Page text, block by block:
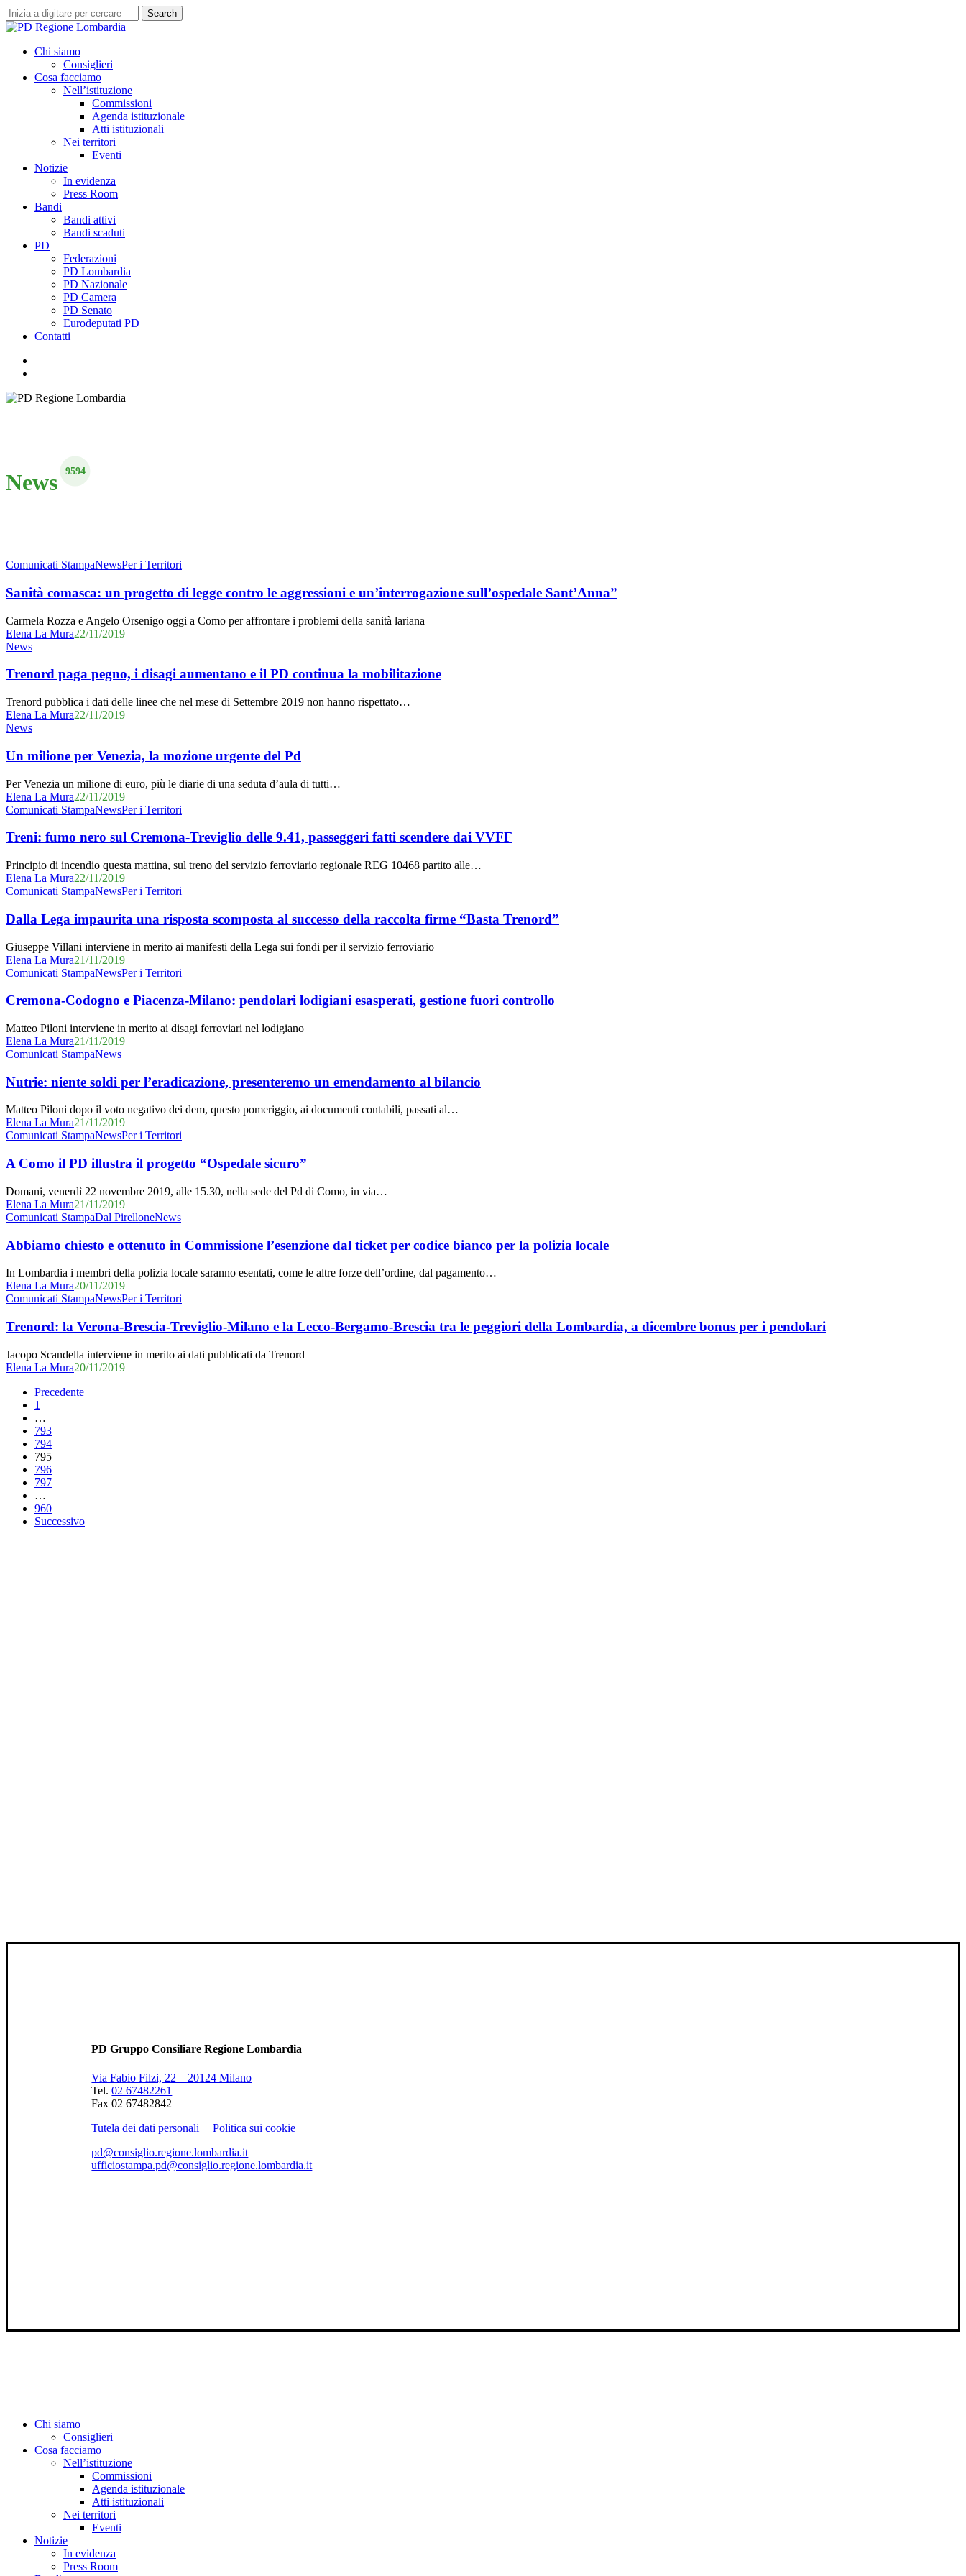
Skip
to
content
Search
Close
search
Menu
Chi siamo
Consiglieri
Cosa facciamo
Nell’istituzione
Commissioni
Agenda istituzionale
Atti istituzionali
Nei territori
Eventi
Notizie
In evidenza
Press Room
Bandi
Bandi attivi
Bandi scaduti
PD
Federazioni
PD Lombardia
PD Nazionale
PD Camera
PD Senato
Eurodeputati PD
Contatti
News 9594
Sanità
un
progetto
di
legge
contro
le
aggressioni
e
sull’ospedale
Sant’Anna”
Comunicati StampaNewsPer i Territori
Sanità comasca: un progetto di legge contro le aggressioni e un’interrogazione sull’ospedale Sant’Anna”
Carmela Rozza e Angelo Orsenigo oggi a Como per affrontare i problemi della sanità lariana
Elena La Mura22/11/2019
Trenord
pegno,
disagi
aumentano
e
il
PD
continua
mobilitazione
News
Trenord paga pegno, i disagi aumentano e il PD continua la mobilitazione
Trenord pubblica i dati delle linee che nel mese di Settembre 2019 non hanno rispettato…
Elena La Mura22/11/2019
Un
per
Venezia,
la
mozione
urgente
del
Pd
News
Un milione per Venezia, la mozione urgente del Pd
Per Venezia un milione di euro, più le diarie di una seduta d’aula di tutti…
Elena La Mura22/11/2019
Treni:
nero
Cremona-
Treviglio
delle
9.41,
passeggeri
fatti
dai
VVFF
Comunicati StampaNewsPer i Territori
Treni: fumo nero sul Cremona-Treviglio delle 9.41, passeggeri fatti scendere dai VVFF
Principio di incendio questa mattina, sul treno del servizio ferroviario regionale REG 10468 partito alle…
Elena La Mura22/11/2019
Dalla
impaurita
una
risposta
scomposta
al
successo
della
raccolta
“Basta
Trenord”
Comunicati StampaNewsPer i Territori
Dalla Lega impaurita una risposta scomposta al successo della raccolta firme “Basta Trenord”
Giuseppe Villani interviene in merito ai manifesti della Lega sui fondi per il servizio ferroviario
Elena La Mura21/11/2019
Cremona-
e
Milano:
pendolari
lodigiani
esasperati,
gestione
fuori
Comunicati StampaNewsPer i Territori
Cremona-Codogno e Piacenza-Milano: pendolari lodigiani esasperati, gestione fuori controllo
Matteo Piloni interviene in merito ai disagi ferroviari nel lodigiano
Elena La Mura21/11/2019
Nutrie:
soldi
per
l’eradicazione,
presenteremo
un
emendamento
al
bilancio
Comunicati StampaNews
Nutrie: niente soldi per l’eradicazione, presenteremo un emendamento al bilancio
Matteo Piloni dopo il voto negativo dei dem, questo pomeriggio, ai documenti contabili, passati al…
Elena La Mura21/11/2019
A
il
PD
illustra
il
progetto
“Ospedale
sicuro”
Comunicati StampaNewsPer i Territori
A Como il PD illustra il progetto “Ospedale sicuro”
Domani, venerdì 22 novembre 2019, alle 15.30, nella sede del Pd di Como, in via…
Elena La Mura21/11/2019
Abbiamo
e
ottenuto
in
Commissione
l’esenzione
dal
ticket
per
bianco per
la
locale
Comunicati StampaDal PirelloneNews
Abbiamo chiesto e ottenuto in Commissione l’esenzione dal ticket per codice bianco per la polizia locale
In Lombardia i membri della polizia locale saranno esentati, come le altre forze dell’ordine, dal pagamento…
Elena La Mura20/11/2019
Trenord:
Verona-
Brescia-
Treviglio-
Milano
e
Lecco-
Bergamo-
Brescia
peggiori
della
Lombardia,
dicembre
Comunicati StampaNewsPer i Territori
Trenord: la Verona-Brescia-Treviglio-Milano e la Lecco-Bergamo-Brescia tra le peggiori della Lombardia, a dicembre bonus per i pendolari
Jacopo Scandella interviene in merito ai dati pubblicati da Trenord
Elena La Mura20/11/2019
Precedente
1
…
793
794
795
796
797
…
960
Successivo
PD Gruppo Consiliare Regione Lombardia
Via Fabio Filzi, 22 – 20124 Milano
Tel.02 67482261
Fax 02 67482842
Tutela dei dati personali |Politica sui cookie
pd@consiglio.regione.lombardia.it
ufficiostampa.pd@consiglio.regione.lombardia.it
Close
Chi siamo
Consiglieri
Cosa facciamo
Nell’istituzione
Commissioni
Agenda istituzionale
Atti istituzionali
Nei territori
Eventi
Notizie
In evidenza
Press Room